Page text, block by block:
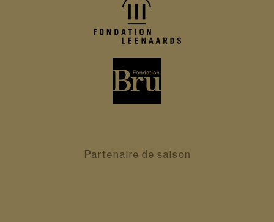
Partenaire de saison